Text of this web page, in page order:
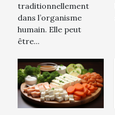
traditionnellement
dans l’organisme
humain. Elle peut
être...